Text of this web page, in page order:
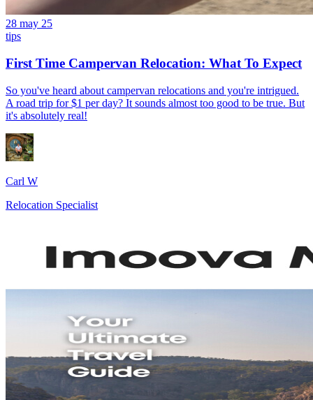
28 may 25
tips
First Time Campervan Relocation: What To Expect
So you've heard about campervan relocations and you're intrigued.
A road trip for $1 per day? It sounds almost too good to be true. But
it's absolutely real!
Carl W
Relocation Specialist